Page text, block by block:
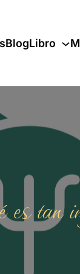
BlogLibro
tan